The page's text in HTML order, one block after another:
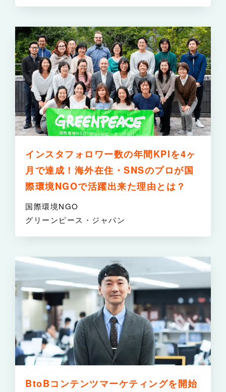
インスタフォロワー数の年間KPIを4ヶ
月で達成！海外在住・SNSのプロが国
際環境NGOで活躍出来た理由とは？
国際環境NGO
グリーンピース・ジャパン
BtoBコンテンツマーケティングを開始